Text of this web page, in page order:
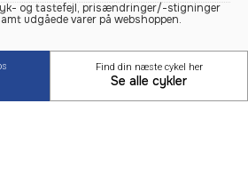
og tastefejl, prisændringer/-stigninger
udgåede varer på webshoppen.
Find din næste cykel her
Se alle cykler